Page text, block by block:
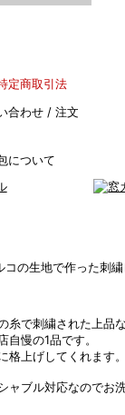
定商取引法
合わせ / 注文
について
の生地で作った刺繍
で刺繍された上品
慢の1品です。
上げしてくれます
ブル対応なのでお